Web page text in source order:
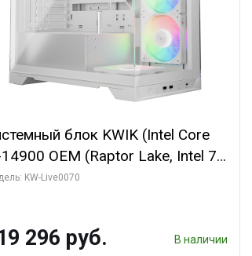
блок KWIK (Intel Core
OEM (Raptor Lake, Intel 7,
16EC/8PC// 64 ГБ ОЗУ (2
256bit/ 960 ГБ SSD)
KW-Live0070
296 руб. В наличии